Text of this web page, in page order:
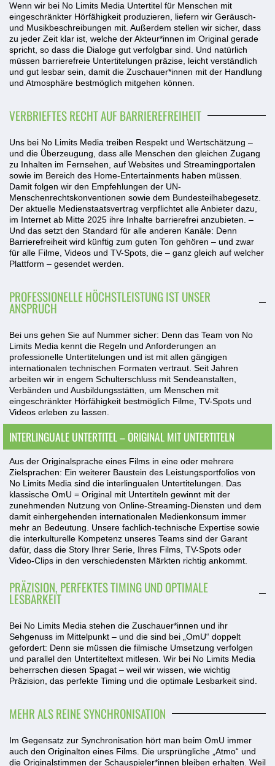
Wenn wir bei No Limits Media Untertitel für Menschen mit
eingeschränkter Hörfähigkeit produzieren, liefern wir Geräusch-
und Musikbeschreibungen mit. Außerdem stellen wir sicher, dass
zu jeder Zeit klar ist, welche der Akteur*innen im Original gerade
spricht, so dass die Dialoge gut verfolgbar sind. Und natürlich
müssen barrierefreie Untertitelungen präzise, leicht verständlich
und gut lesbar sein, damit die Zuschauer*innen mit der Handlung
und Atmosphäre bestmöglich mitgehen können.
VERBRIEFTES RECHT AUF BARRIEREFREIHEIT
Uns bei No Limits Media treiben Respekt und Wertschätzung –
und die Überzeugung, dass alle Menschen den gleichen Zugang
zu Inhalten im Fernsehen, auf Websites und Streamingportalen
sowie im Bereich des Home-Entertainments haben müssen.
Damit folgen wir den Empfehlungen der UN-
Menschenrechtskonventionen sowie dem Bundesteilhabegesetz.
Der aktuelle Medienstaatsvertrag verpflichtet alle Anbieter dazu,
im Internet ab Mitte 2025 ihre Inhalte barrierefrei anzubieten. –
Und das setzt den Standard für alle anderen Kanäle: Denn
Barrierefreiheit wird künftig zum guten Ton gehören – und zwar
für alle Filme, Videos und TV-Spots, die – ganz gleich auf welcher
Plattform – gesendet werden.
PROFESSIONELLE HÖCHSTLEISTUNG IST UNSER
ANSPRUCH
Bei uns gehen Sie auf Nummer sicher: Denn das Team von No
Limits Media kennt die Regeln und Anforderungen an
professionelle Untertitelungen und ist mit allen gängigen
internationalen technischen Formaten vertraut. Seit Jahren
arbeiten wir in engem Schulterschluss mit Sendeanstalten,
Verbänden und Ausbildungsstätten, um Menschen mit
eingeschränkter Hörfähigkeit bestmöglich Filme, TV-Spots und
Videos erleben zu lassen.
INTERLINGUALE UNTERTITEL – ORIGINAL MIT UNTERTITELN
Aus der Originalsprache eines Films in eine oder mehrere
Zielsprachen: Ein weiterer Baustein des Leistungsportfolios von
No Limits Media sind die interlingualen Untertitelungen. Das
klassische OmU = Original mit Untertiteln gewinnt mit der
zunehmenden Nutzung von Online-Streaming-Diensten und dem
damit einhergehenden internationalen Medienkonsum immer
mehr an Bedeutung. Unsere fachlich-technische Expertise sowie
die interkulturelle Kompetenz unseres Teams sind der Garant
dafür, dass die Story Ihrer Serie, Ihres Films, TV-Spots oder
Video-Clips in den verschiedensten Märkten richtig ankommt.
PRÄZISION, PERFEKTES TIMING UND OPTIMALE
LESBARKEIT
Bei No Limits Media stehen die Zuschauer*innen und ihr
Sehgenuss im Mittelpunkt – und die sind bei „OmU“ doppelt
gefordert: Denn sie müssen die filmische Umsetzung verfolgen
und parallel den Untertiteltext mitlesen. Wir bei No Limits Media
beherrschen diesen Spagat – weil wir wissen, wie wichtig
Präzision, das perfekte Timing und die optimale Lesbarkeit sind.
MEHR ALS REINE SYNCHRONISATION
Im Gegensatz zur Synchronisation hört man beim OmU immer
auch den Originalton eines Films. Die ursprüngliche „Atmo“ und
die Originalstimmen der Schauspieler*innen bleiben erhalten. Weil